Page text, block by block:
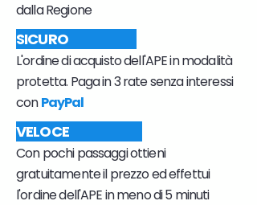
dalla Regione
SICURO
L'ordine di acquisto dell'APE in modalità
protetta. Paga in 3 rate senza interessi
conPayPal
VELOCE
Con pochi passaggi ottieni
gratuitamente il prezzo ed effettui
l'ordine dell'APE in meno di 5 minuti